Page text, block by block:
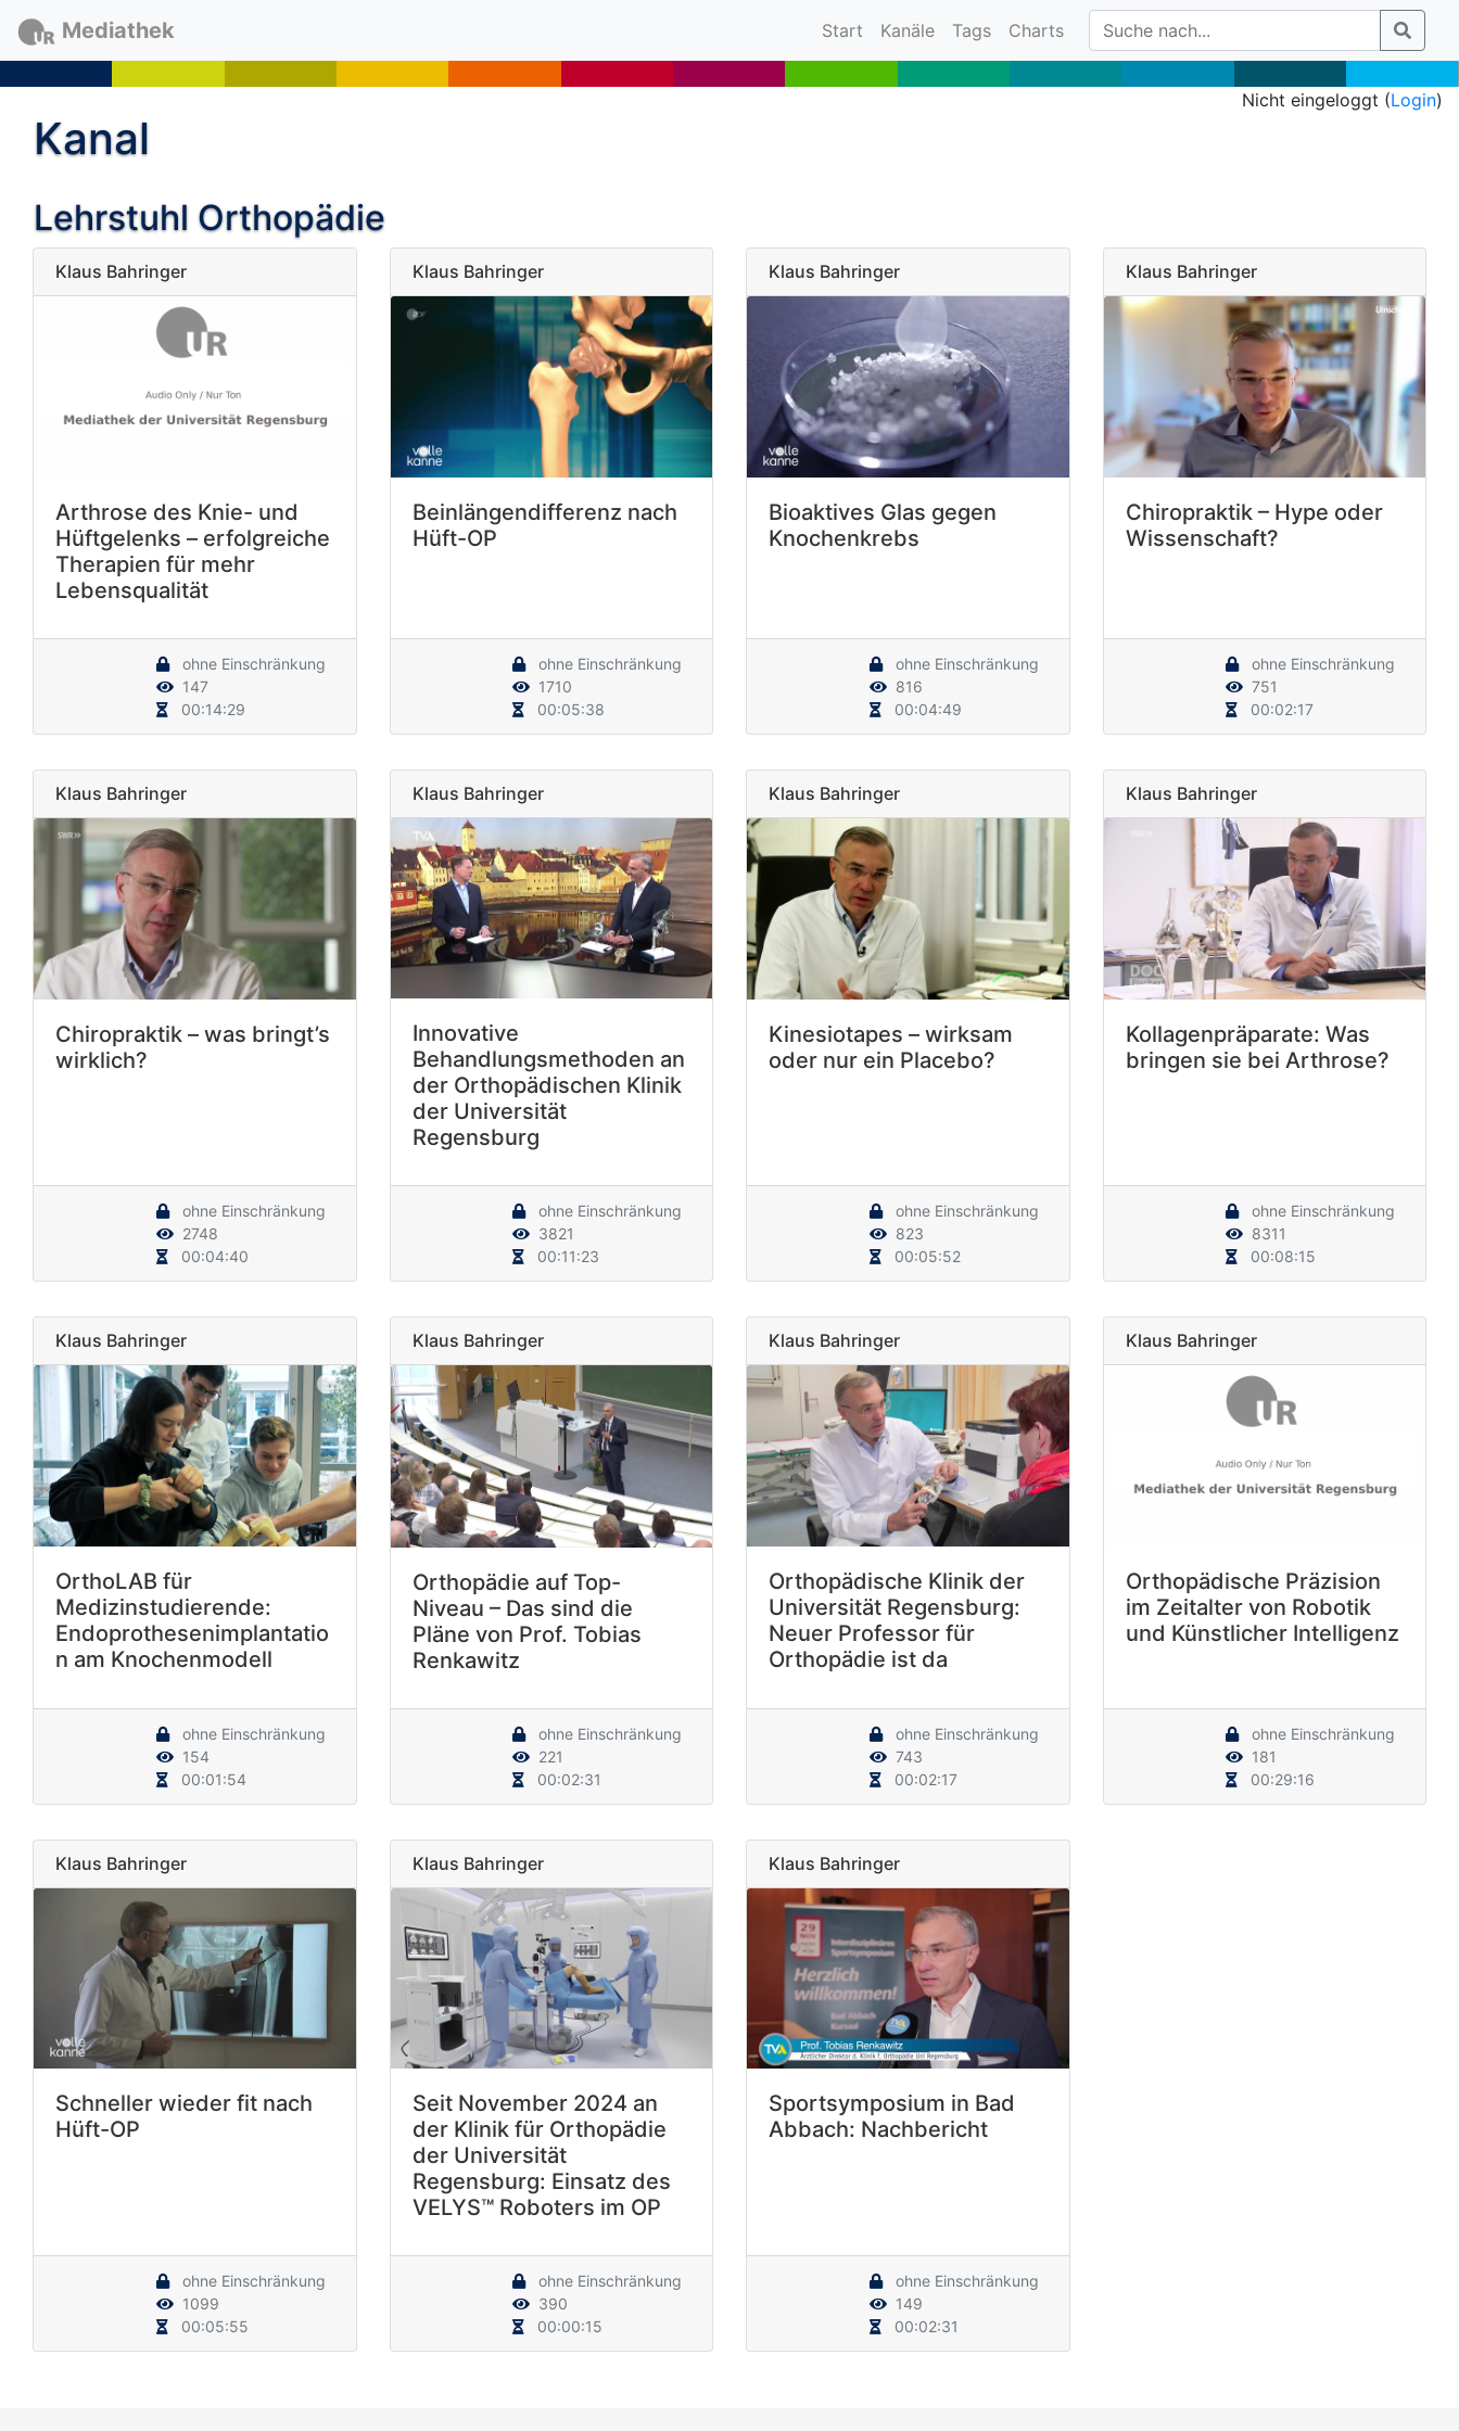
Mediathek Start (current)
Kanäle Tags Charts
Nicht eingeloggt (Login)
Kanal
Lehrstuhl Orthopädie
Klaus Bahringer
Arthrose des Knie- und
Hüftgelenks – erfolgreiche
Therapien für mehr
Lebensqualität
ohne Einschränkung
147
00:14:29
Klaus Bahringer
Beinlängendifferenz nach
Hüft-OP
ohne Einschränkung
1710
00:05:38
Klaus Bahringer
Bioaktives Glas gegen
Knochenkrebs
ohne Einschränkung
816
00:04:49
Klaus Bahringer
Chiropraktik – Hype oder
Wissenschaft?
ohne Einschränkung
751
00:02:17
Klaus Bahringer
Chiropraktik – was bringt’s
wirklich?
ohne Einschränkung
2748
00:04:40
Klaus Bahringer
Innovative
Behandlungsmethoden an
der Orthopädischen Klinik
der Universität
Regensburg
ohne Einschränkung
3821
00:11:23
Klaus Bahringer
Kinesiotapes – wirksam
oder nur ein Placebo?
ohne Einschränkung
823
00:05:52
Klaus Bahringer
Kollagenpräparate: Was
bringen sie bei Arthrose?
ohne Einschränkung
8311
00:08:15
Klaus Bahringer
OrthoLAB für
Medizinstudierende:
Endoprothesenimplantatio
n am Knochenmodell
ohne Einschränkung
154
00:01:54
Klaus Bahringer
Orthopädie auf Top-
Niveau – Das sind die
Pläne von Prof. Tobias
Renkawitz
ohne Einschränkung
221
00:02:31
Klaus Bahringer
Orthopädische Klinik der
Universität Regensburg:
Neuer Professor für
Orthopädie ist da
ohne Einschränkung
743
00:02:17
Klaus Bahringer
Orthopädische Präzision
im Zeitalter von Robotik
und Künstlicher Intelligenz
ohne Einschränkung
181
00:29:16
Klaus Bahringer
Schneller wieder fit nach
Hüft-OP
ohne Einschränkung
1099
00:05:55
Klaus Bahringer
Seit November 2024 an
der Klinik für Orthopädie
der Universität
Regensburg: Einsatz des
VELYS™ Roboters im OP
ohne Einschränkung
390
00:00:15
Klaus Bahringer
Sportsymposium in Bad
Abbach: Nachbericht
ohne Einschränkung
149
00:02:31